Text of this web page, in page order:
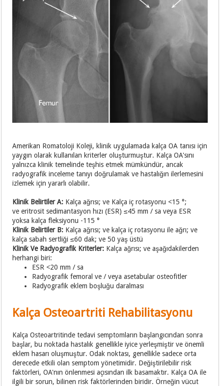
Amerikan Romatoloji Koleji, klinik uygulamada kalça OA tanısı için
yaygın olarak kullanılan kriterler oluşturmuştur. Kalça OA'sını
yalnızca klinik temelinde teşhis etmek mümkündür, ancak
radyografik inceleme tanıyı doğrulamak ve hastalığın ilerlemesini
izlemek için yararlı olabilir.
Klinik Belirtiler A: Kalça ağrısı; ve Kalça iç rotasyonu <15 °;
ve eritrosit sedimantasyon hızı (ESR) ≤45 mm / sa veya ESR
yoksa kalça fleksiyonu -115 °
Klinik Belirtiler B: Kalça ağrısı; ve kalça iç rotasyonu ile ağrı; ve
kalça sabah sertliği ≤60 dak; ve 50 yaş üstü
Klinik Ve Radyografik Kriterler: Kalça ağrısı; ve aşağıdakilerden
herhangi biri:
ESR <20 mm / sa
Radyografik femoral ve / veya asetabular osteofitler
Radyografik eklem boşluğu daralması
Kalça Osteoartriti Rehabilitasyonu
Kalça Osteoartritinde tedavi semptomların başlangıcından sonra
başlar, bu noktada hastalık genellikle iyice yerleşmiştir ve önemli
eklem hasarı oluşmuştur. Odak noktası, genellikle sadece orta
derecede etkili olan semptom yönetimidir. Değiştirilebilir risk
faktörleri, OA'nın önlenmesi açısından ilk basamaktır. Kalça OA ile
ilgili bir sorun, bilinen risk faktörlerinden biridir. Örneğin vücut